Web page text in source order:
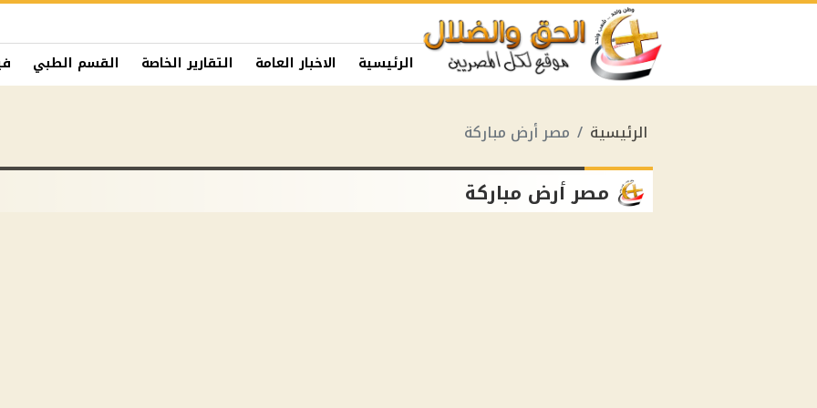
الرئيسية الاخبار العامة التقارير الخاصة القسم الطبي
الرئيسية مصر أرض مباركة
مصر أرض مباركة